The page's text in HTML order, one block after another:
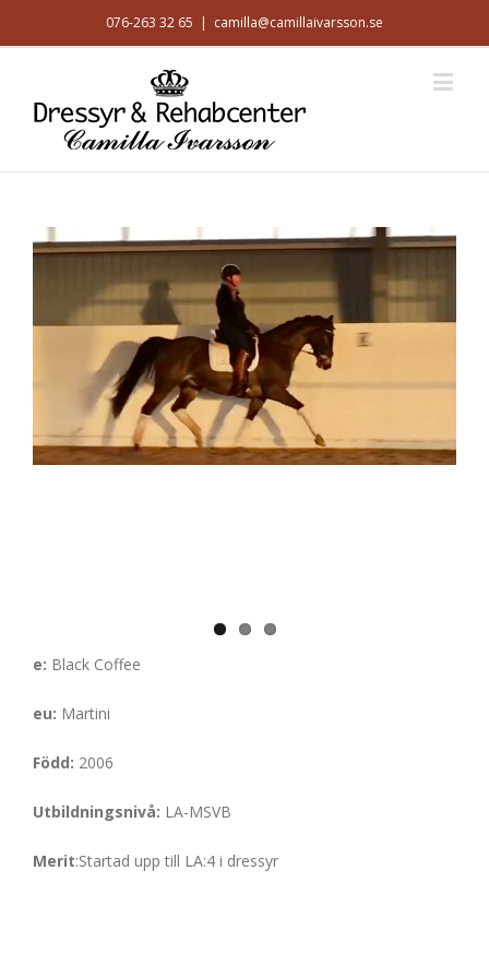
076-263 32 65 | camilla@camillaivarsson.se
e: Black Coffee
eu: Martini
Född: 2006
Utbildningsnivå: LA-MSVB
Merit:Startad upp till LA:4 i dressyr